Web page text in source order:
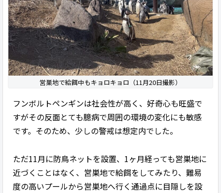
営巣地で給餌中もキョロキョロ（11月20日撮影）
フンボルトペンギンは社会性が高く、好奇心も旺盛で
すがその反面とても臆病で周囲の環境の変化にも敏感
です。そのため、少しの警戒は想定内でした。
ただ11月に防鳥ネットを設置、1ヶ月経っても営巣地に
近づくことはなく、営巣地で給餌をしてみたり、難易
度の高いプールから営巣地へ行く通過点に目隠しを設